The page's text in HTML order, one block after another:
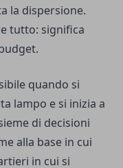
la dispersione.
tutto: significa
quando si
lampo e si inizia a
di decisioni
alla base in cui
in cui si